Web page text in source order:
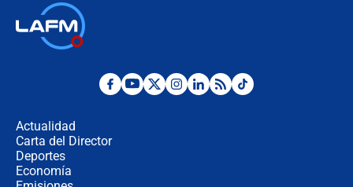
Desde dermatitis hasta infecciones:
Actualidad
Carta del Director
Deportes
Economía